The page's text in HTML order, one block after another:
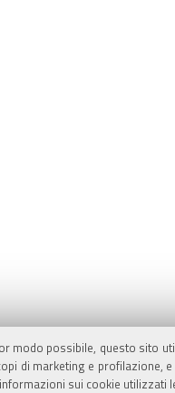
modo possibile, questo sito
di marketing e
sui cookie utilizzati